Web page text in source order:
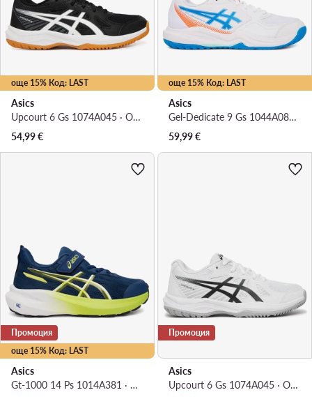
още 15% Код: LAST
Asics
Upcourt 6 Gs 1074A045 · Обувки за зала
54,99€
още 15% Код: LAST
Asics
Gel-Dedicate 9 Gs 1044A085 · Обувки за тенис
59,99€
още 15% Код: LAST
Промоция
Asics
Gt-1000 14 Ps 1014A381 · Маратонки за бягане
Промоция
Asics
Upcourt 6 Gs 1074A045 · Обувки за зала